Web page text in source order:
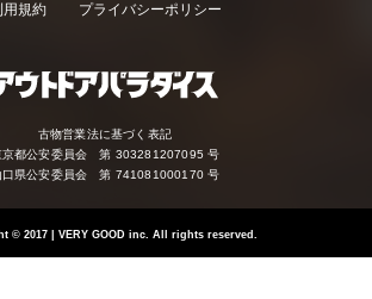
用規約 プライバシーポリシー
古物営業法に基づく表記
京都公安委員会 第 303281207095 号
口県公安委員会 第 741081000170 号
©2017 | VERY GOOD inc. All rights reserved.